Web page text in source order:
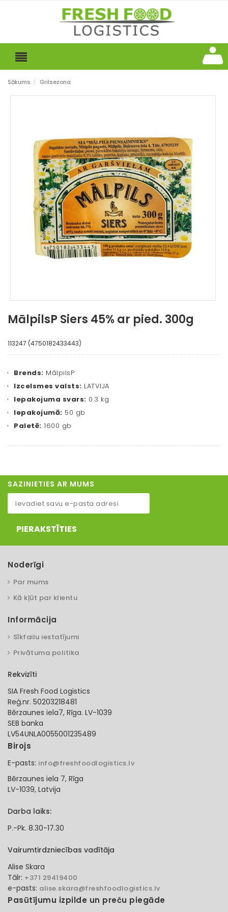
Sākums / Grilsezona
MālpilsP Siers 45% ar pied. 300g
113247 (4750182433443)
Brends: MālpilsP
Izcelsmes valsts: LATVIJA
Iepakojuma svars: 0.3 kg
Iepakojumā: 50 gb
Paletē: 1600 gb
SAZINIETIES AR MUMS
PIERAKSTĪTIES
Noderīgi
Par mums
Kā kļūt par klientu
Informācija
Sīkfailu iestatījumi
Privātuma politika
Rekvizīti
SIA Fresh Food Logistics
Reģ.nr. 50203218481
Bērzaunes iela7, Rīga. LV-1039
SEB banka
LV54UNLA0055001235489
Birojs
E-pasts: info@freshfoodlogistics.lv
Bērzaunes iela 7, Rīga
LV-1039, Latvija
Darba laiks:
P.-Pk. 8.30-17.30
Vairumtirdzniecības vadītāja
Alise Skara
Tālr: +371 29419400
e-pasts: alise.skara@freshfoodlogistics.lv
Pasūtījumu izpilde un preču piegāde